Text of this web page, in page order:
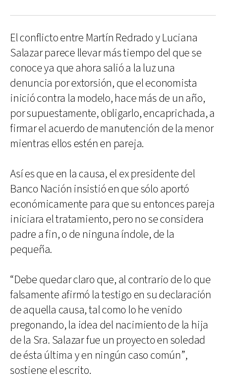
El conflicto entre Martín Redrado y Luciana
Salazar parece llevar más tiempo del que se
conoce ya que ahora salió a la luz una
denuncia por extorsión, que el economista
inició contra la modelo, hace más de un año,
por supuestamente, obligarlo, encaprichada, a
firmar el acuerdo de manutención de la menor
mientras ellos estén en pareja.
Así es que en la causa, el ex presidente del
Banco Nación insistió en que sólo aportó
económicamente para que su entonces pareja
iniciara el tratamiento, pero no se considera
padre a fin, o de ninguna índole, de la
pequeña.
“Debe quedar claro que, al contrario de lo que
falsamente afirmó la testigo en su declaración
de aquella causa, tal como lo he venido
pregonando, la idea del nacimiento de la hija
de la Sra. Salazar fue un proyecto en soledad
de ésta última y en ningún caso común”,
sostiene el escrito.